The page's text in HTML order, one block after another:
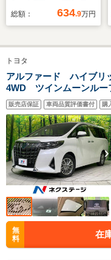
全周囲カメラ サンル
ズ ブラインドスポッ
トモニター 三眼LED
ヘッド 純正18イン
チAW デジタルイン
ナーミラー 黒革シー
ト
総額： 634.9万円
トヨタ
アルファード ハイブリ
4WD ツインムーンル
ー 純正10.5型ナビ 全
電動リアゲート シート
ド メモリ機能付パワ
販売店保証 車両品質評価書付 購
無
料
在